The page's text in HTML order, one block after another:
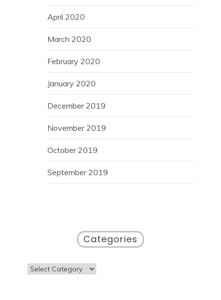
April 2020
March 2020
February 2020
January 2020
December 2019
November 2019
October 2019
September 2019
Categories
Categories